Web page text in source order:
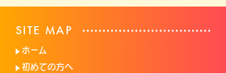
SITE MAP
ホーム
初めての方へ